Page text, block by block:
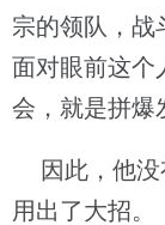
宗的领队，战
面对眼前这个
会，就是拼爆
因此，他没
用出了大招。